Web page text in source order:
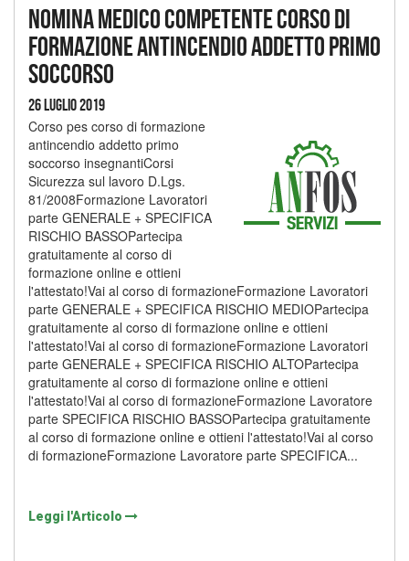
Nomina medico competente corso di
formazione antincendio addetto primo
soccorso
26 Luglio 2019
Corso pes corso di formazione
antincendio addetto primo
soccorso insegnantiCorsi
Sicurezza sul lavoro D.Lgs.
81/2008Formazione Lavoratori
parte GENERALE + SPECIFICA
RISCHIO BASSOPartecipa
gratuitamente al corso di
formazione online e ottieni
l'attestato!Vai al corso di formazioneFormazione Lavoratori
parte GENERALE + SPECIFICA RISCHIO MEDIOPartecipa
gratuitamente al corso di formazione online e ottieni
l'attestato!Vai al corso di formazioneFormazione Lavoratori
parte GENERALE + SPECIFICA RISCHIO ALTOPartecipa
gratuitamente al corso di formazione online e ottieni
l'attestato!Vai al corso di formazioneFormazione Lavoratore
parte SPECIFICA RISCHIO BASSOPartecipa gratuitamente
al corso di formazione online e ottieni l'attestato!Vai al corso
di formazioneFormazione Lavoratore parte SPECIFICA...
Leggi l'Articolo